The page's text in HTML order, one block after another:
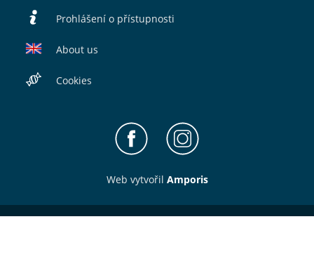
Prohlášení o přístupnosti
About us
Cookies
Web vytvořil Amporis